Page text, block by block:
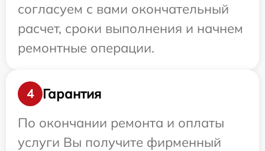
согласуем с вами окончательный
расчет, сроки выполнения и начнем
ремонтные операции.
4
Гарантия
По окончании ремонта и оплаты
услуги Вы получите фирменный